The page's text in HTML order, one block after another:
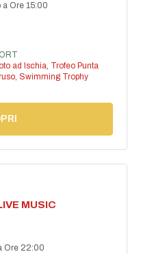
a Ore 15:00
ad Ischia, Trofeo Punta
, Swimming Trophy
MUSIC
Ore 22:00